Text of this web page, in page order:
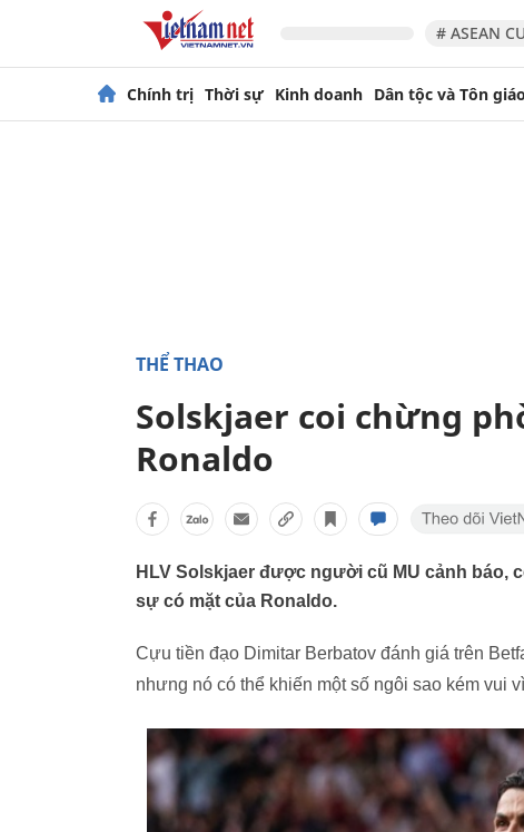
# ASEAN
Chính trị Thời sự Kinh doanh Dân tộc và Tôn giáo
THỂ THAO
Solskjaer coi chừng
Ronaldo
HLV Solskjaer được người cũ MU cảnh báo,
sự có mặt của Ronaldo.
Cựu tiền đạo Dimitar Berbatov đánh giá trên
nhưng nó có thể khiến một số ngôi sao kém vui